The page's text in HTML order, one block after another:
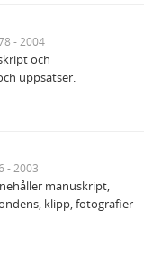
- 2004
och
uppsatser.
- 2003
manuskript,
klipp, fotografier